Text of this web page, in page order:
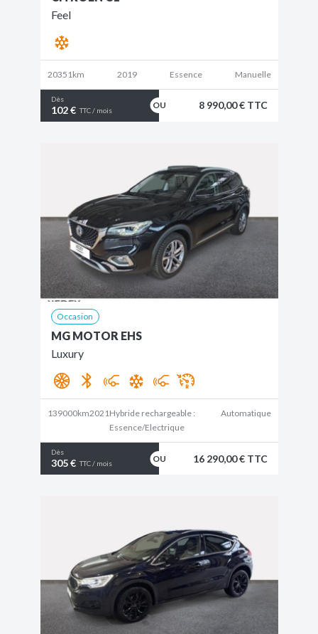
Feel
20351km 2019 Essence Manuelle
Dès
102 € TTC / mois 8 990,00 € TTC
Occasion
MG MOTOR EHS
Luxury
139000km2021Hybride rechargeable :
Essence/Electrique
Automatique
Dès
305 € TTC / mois 16 290,00 € TTC